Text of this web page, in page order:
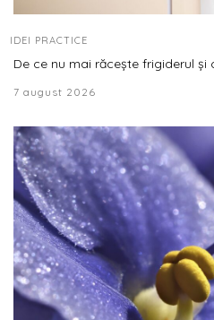
IDEI PRACTICE
De ce nu mai răcește frigiderul și
7 august 2026